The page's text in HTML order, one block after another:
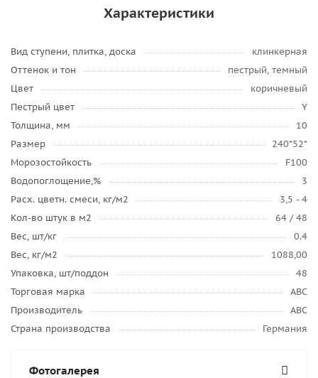
Характеристики
Вид ступени, плитка, доска
клинкерная
Оттенок и тон
пестрый, темный
Цвет
коричневый
Пестрый цвет
Y
Толщина, мм
10
Размер
240*52*
Морозостойкость
F100
Водопоглощение,%
3
Расх. цветн. смеси, кг/м2
3,5 - 4
Кол-во штук в м2
64 / 48
Вес, шт/кг
0.4
Вес, кг/м2
1088,00
Упаковка, шт/поддон
48
Торговая марка
ABC
Производитель
ABC
Страна производства
Германия
Фотогалерея